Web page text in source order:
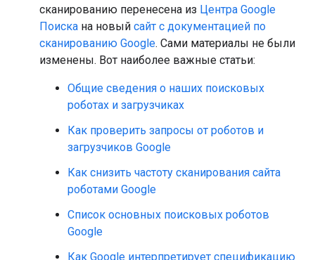
сканированию перенесена из Центра Google
Поиска на новый сайт с документацией по
сканированию Google. Сами материалы не были
изменены. Вот наиболее важные статьи:
Общие сведения о наших поисковых
роботах и загрузчиках
Как проверить запросы от роботов и
загрузчиков Google
Как снизить частоту сканирования сайта
роботами Google
Список основных поисковых роботов
Google
Как Google интерпретирует спецификацию